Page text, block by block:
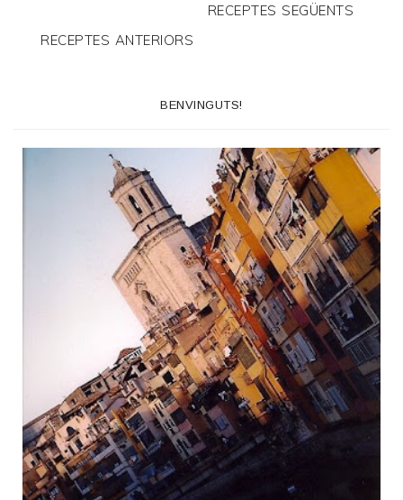
RECEPTES SEGÜENTS
RECEPTES ANTERIORS
BENVINGUTS!